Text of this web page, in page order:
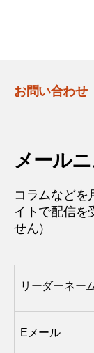
お問い合わせ
メール
コラムなどを
イトで配信を
せん）
リーダーネー
Eメール